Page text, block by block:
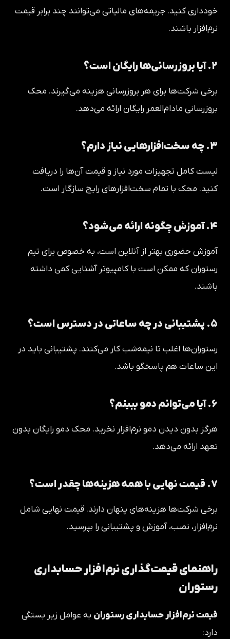
خودداری کنید. جریمه‌های مالیاتی می‌توانند چند برابر قیمت
نرم‌افزار باشند.
۲. آیا بروزرسانی‌ها رایگان است؟
برخی شرکت‌ها برای هر بروزرسانی هزینه می‌گیرند. محک
بروزرسانی مادام‌العمر رایگان ارائه می‌دهد.
۳. چه سخت‌افزارهایی نیاز دارم؟
لیست کامل تجهیزات مورد نیاز و قیمت آن‌ها را دریافت
کنید. محک با تمام سخت‌افزارهای رایج سازگار است.
۴. آموزش چگونه ارائه می‌شود؟
آموزش حضوری بهتر از آنلاین است، به خصوص برای تیم
رستوران که ممکن است با کامپیوتر آشنایی کمی داشته
باشند.
۵. پشتیبانی در چه ساعاتی در دسترس است؟
رستوران‌ها اغلب تا نیمه‌شب کار می‌کنند. پشتیبانی باید در
این ساعات هم پاسخگو باشد.
۶. آیا می‌توانم دمو ببینم؟
هرگز بدون دیدن دمو نرم‌افزار نخرید. محک دمو رایگان بدون
تعهد ارائه می‌دهد.
۷. قیمت نهایی با همه هزینه‌ها چقدر است؟
برخی شرکت‌ها هزینه‌های پنهان دارند. قیمت نهایی شامل
نرم‌افزار، نصب، آموزش و پشتیبانی را بپرسید.
راهنمای قیمت‌گذاری نرم‌افزار حسابداری
رستوران
قیمت نرم‌افزار حسابداری رستوران به عوامل زیر بستگی
دارد: